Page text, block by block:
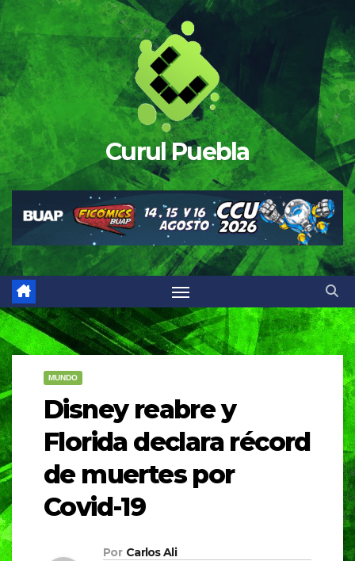
Saltar
al
contenido
Curul Puebla
MUNDO
Disney reabre y
Florida declara récord
de muertes por
Covid-19
Por Carlos Ali